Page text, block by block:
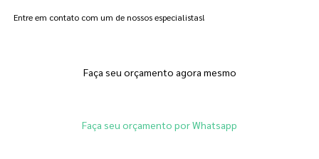
Entre em contato com um de nossos especialistas!
Faça seu orçamento agora mesmo
Faça seu orçamento por Whatsapp